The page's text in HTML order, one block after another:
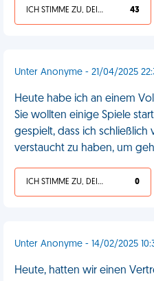
ICH STIMME ZU, DEIN LEBEN IST SCHEISSE 43
Unter Anonyme - 21/04/2025
Heute habe ich an einem
Sie wollten einige Spiele
gespielt, dass ich schließlich
verstaucht zu haben, um
ICH STIMME ZU, DEIN LEBEN IST SCHEISSE 0
Unter Anonyme - 14/02/2025
Heute, hatten wir einen